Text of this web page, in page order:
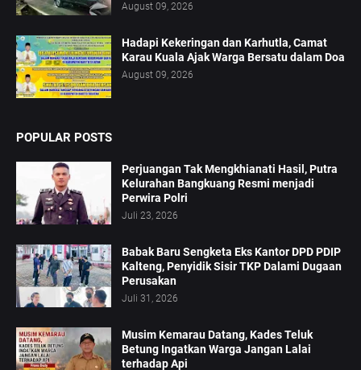
August 09, 2026
Hadapi Kekeringan dan Karhutla, Camat
Karau Kuala Ajak Warga Bersatu dalam Doa
August 09, 2026
POPULAR POSTS
Perjuangan Tak Mengkhianati Hasil, Putra
Kelurahan Bangkuang Resmi menjadi
Perwira Polri
Juli 23, 2026
Babak Baru Sengketa Eks Kantor DPD PDIP
Kalteng, Penyidik Sisir TKP Dalami Dugaan
Perusakan
Juli 31, 2026
Musim Kemarau Datang, Kades Teluk
Betung Ingatkan Warga Jangan Lalai
terhadap Api